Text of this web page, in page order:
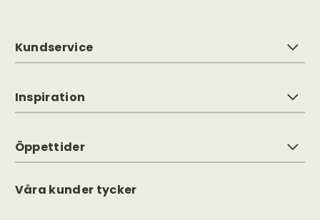
Kundservice
Inspiration
Öppettider
Våra kunder tycker